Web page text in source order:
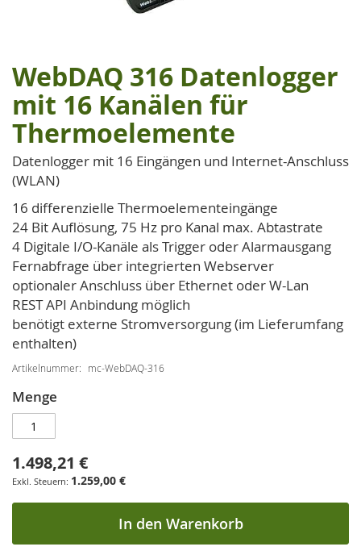
Zum
Anfang
der
Bildgalerie
springen
WebDAQ 316 Datenlogger
mit 16 Kanälen für
Thermoelemente
Datenlogger mit 16 Eingängen und Internet-Anschluss
(WLAN)
16 differenzielle Thermoelementeingänge
24 Bit Auflösung, 75 Hz pro Kanal max. Abtastrate
4 Digitale I/O-Kanäle als Trigger oder Alarmausgang
Fernabfrage über integrierten Webserver
optionaler Anschluss über Ethernet oder W-Lan
REST API Anbindung möglich
benötigt externe Stromversorgung (im Lieferumfang
enthalten)
Artikelnummer mc-WebDAQ-316
Menge
1.498,21 €
1.259,00 €
In den Warenkorb